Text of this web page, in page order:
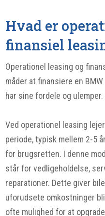
Hvad er
finansiel
Operationel leasing og
måder at finansiere en
har sine fordele og ulemper.
Ved operationel leasing
periode, typisk mellem 2-5
for brugsretten. I denne
står for vedligeholdelse,
reparationer. Dette giver
uforudsete omkostninger
ofte mulighed for at